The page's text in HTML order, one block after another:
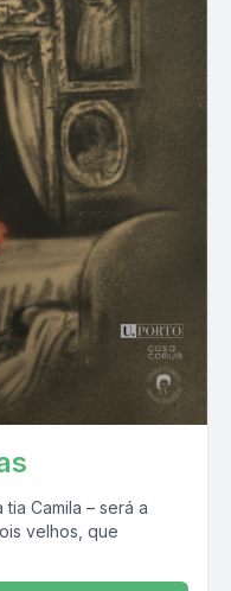
Camila – será a
velhos, que